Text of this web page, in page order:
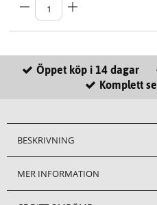
Öppet köp i 14 dagar
Komplett
BESKRIVNING
MER INFORMATION